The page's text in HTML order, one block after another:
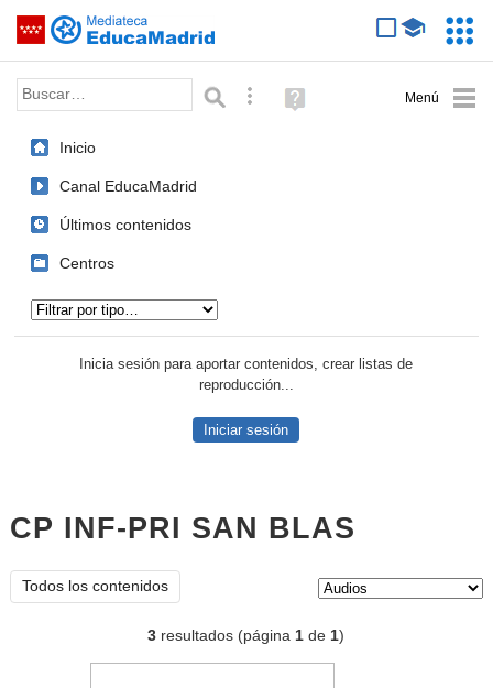
Saltar navegación
Palabra o frase: Búsqueda avanzada
Ayuda
(en
Inicio
Canal EducaMadrid
Últimos contenidos
Centros
Inicia sesión para aportar contenidos, crear listas de
reproducción...
Iniciar sesión
CP INF-PRI SAN BLAS
Todos los contenidos
3 resultados (página1 de1)